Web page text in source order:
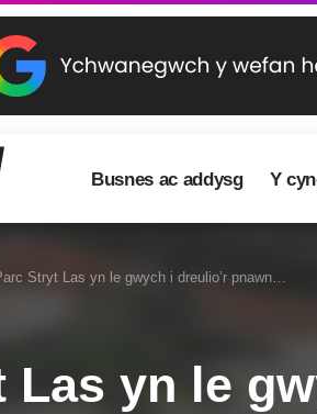
Busnes ac addysg Y
Stryt Las yn le gwych i dreulio’r pnawn…
Las yn le